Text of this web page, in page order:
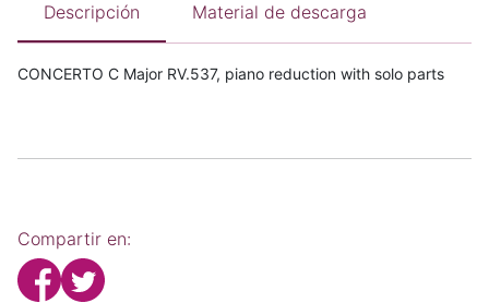
Descripción Material de descarga
CONCERTO C Major RV.537, piano reduction with solo parts
Compartir en: